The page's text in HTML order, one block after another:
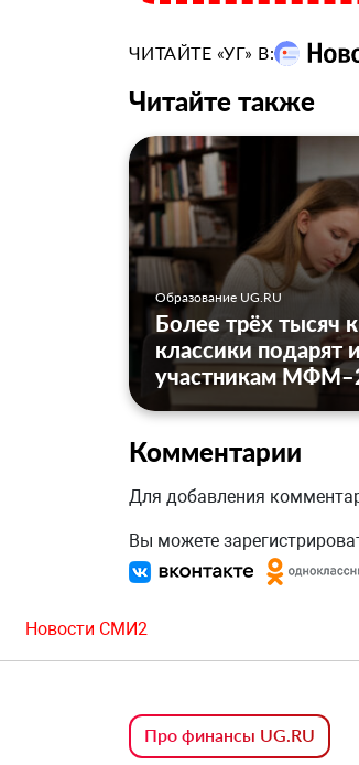
ЧИТАЙТЕ «УГ» В:
Читайте также
Образование UG.RU
Более трёх тысяч
классики подарят
участникам
Комментарии
Для добавления
Вы можете
Новости СМИ2
Про финансы UG.RU